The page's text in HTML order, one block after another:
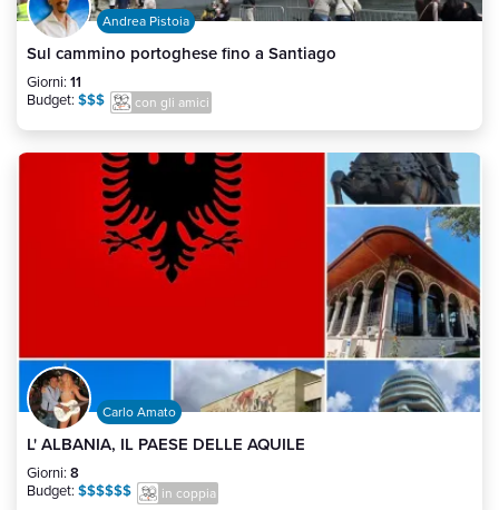
Andrea Pistoia
Sul cammino portoghese fino a Santiago
Giorni: 11
Budget: $$$ con gli amici
Carlo Amato
L' ALBANIA, IL PAESE DELLE AQUILE
Giorni: 8
Budget: $$$$$$ in coppia